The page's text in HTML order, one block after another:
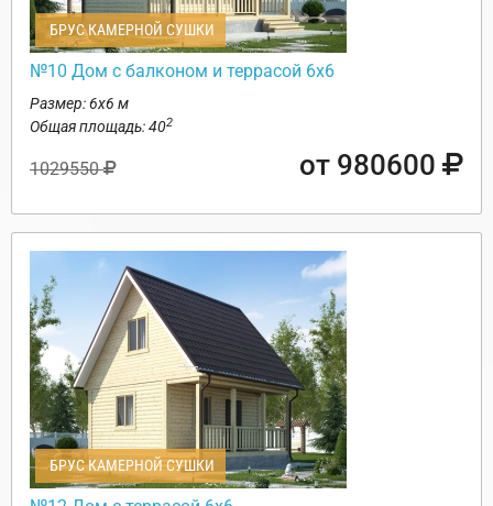
БРУС КАМЕРНОЙ СУШКИ
№10 Дом с балконом и террасой 6х6
Размер: 6х6 м
Общая площадь: 402
1029550 от 980600
БРУС КАМЕРНОЙ СУШКИ